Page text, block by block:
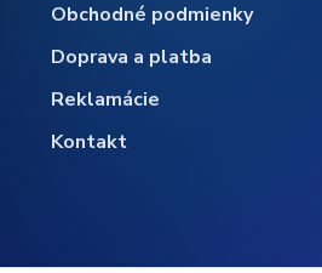
Obchodné podmienky
Doprava a platba
Reklamácie
Kontakt